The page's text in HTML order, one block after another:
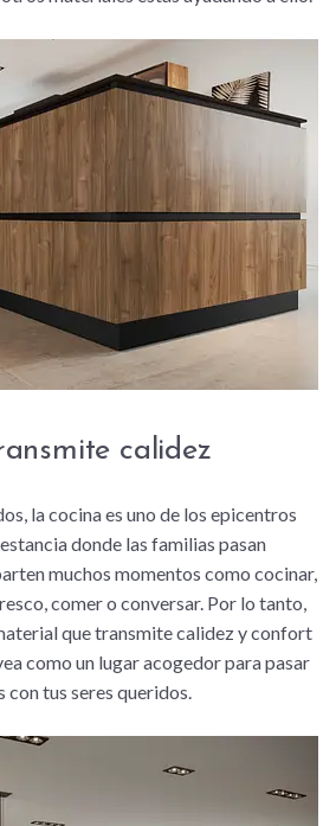
calidez
la cocina es uno de los epicentros
donde las familias pasan
muchos momentos como cocinar,
comer o conversar. Por lo tanto,
que transmite calidez y confort
como un lugar acogedor para pasar
con tus seres queridos.